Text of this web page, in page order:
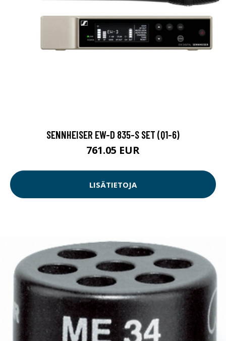
SENNHEISER EW-D 835-S SET (Q1-6)
761.05 EUR
LISÄTIETOJA